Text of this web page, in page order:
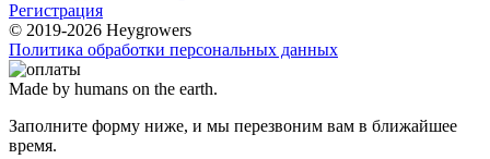
Регистрация
© 2019-2026 Heygrowers
Политика обработки персональных данных
Made by humans on the earth.
Заполните форму ниже, и мы перезвоним вам в ближайшее
время.